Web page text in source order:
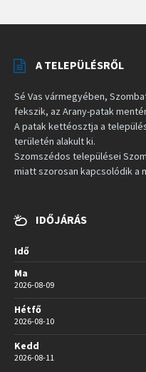
A TELEPÜLÉSRŐL
Sé Vas vármegyében,
fekszik, az Arany-patak
A patak kettéosztja a
területén alakult ki.
Szomszédos települései
miatt szorosan kapcsolódik a
IDŐJÁRÁS
Idő
Ma
2026-08-09
Hétfő
2026-08-10
Kedd
2026-08-11